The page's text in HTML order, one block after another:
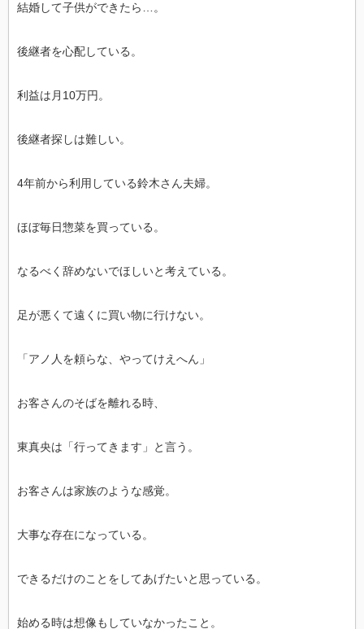
結婚して子供ができたら…。
後継者を心配している。
利益は月10万円。
後継者探しは難しい。
4年前から利用している鈴木さん夫婦。
ほぼ毎日惣菜を買っている。
なるべく辞めないでほしいと考えている。
足が悪くて遠くに買い物に行けない。
「アノ人を頼らな、やってけえへん」
お客さんのそばを離れる時、
東真央は「行ってきます」と言う。
お客さんは家族のような感覚。
大事な存在になっている。
できるだけのことをしてあげたいと思っている。
始める時は想像もしていなかったこと。